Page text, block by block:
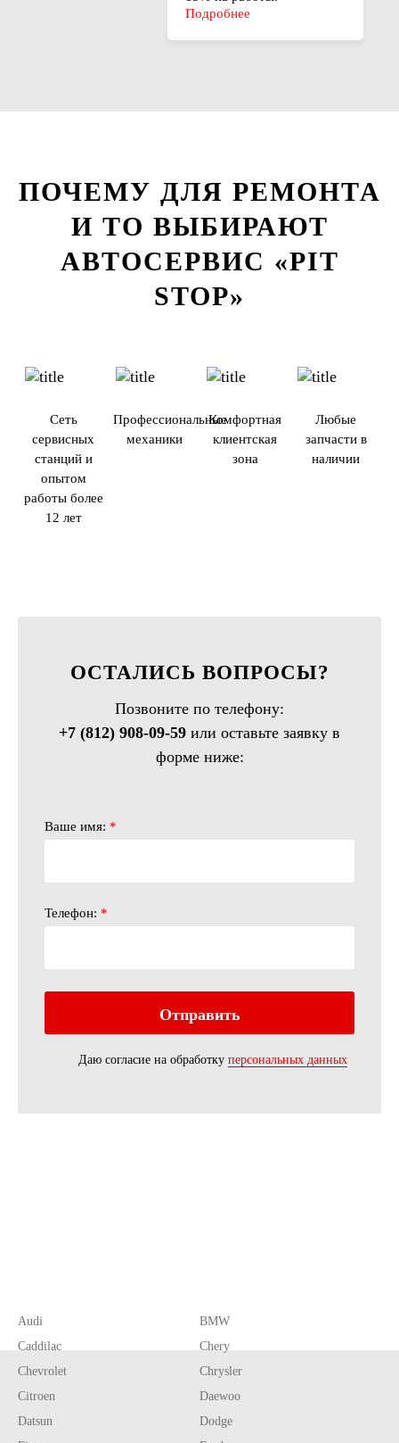
Подробнее
ПОЧЕМУ ДЛЯ РЕМОНТА
И ТО ВЫБИРАЮТ
АВТОСЕРВИС «PIT
STOP»
Сеть
сервисных
станций и
опытом
работы более
12 лет
Профессиональные
механики
Комфортная
клиентская
зона
Любые
запчасти в
наличии
ОСТАЛИСЬ ВОПРОСЫ?
Позвоните по телефону:
+7 (812) 908-09-59 или оставьте заявку в
форме ниже:
Ваше имя: *
Телефон: *
Даю согласие на обработку персональных данных
Audi
BMW
Caddilac
Chery
Chevrolet
Chrysler
Citroen
Daewoo
Datsun
Dodge